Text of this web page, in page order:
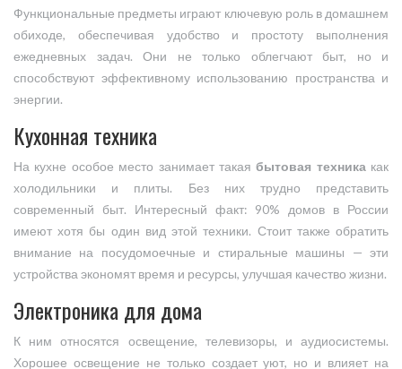
Функциональные предметы играют ключевую роль в домашнем
обиходе, обеспечивая удобство и простоту выполнения
ежедневных задач. Они не только облегчают быт, но и
способствуют эффективному использованию пространства и
энергии.
Кухонная техника
На кухне особое место занимает такаябытовая техникакак
холодильники и плиты. Без них трудно представить
современный быт. Интересный факт: 90% домов в России
имеют хотя бы один вид этой техники. Стоит также обратить
внимание на посудомоечные и стиральные машины — эти
устройства экономят время и ресурсы, улучшая качество жизни.
Электроника для дома
К ним относятся освещение, телевизоры, и аудиосистемы.
Хорошее освещение не только создает уют, но и влияет на